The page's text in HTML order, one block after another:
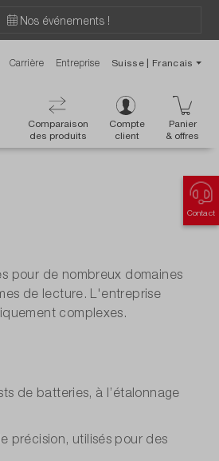
Nos événements !
Carrière Entreprise Suisse | Francais
Comparaison
des produits
Compte
client
Panier
& offres
Contact
pour de nombreux domaines
de lecture. L'entreprise
complexes.
de batteries, à l’étalonnage
précision, utilisés pour des